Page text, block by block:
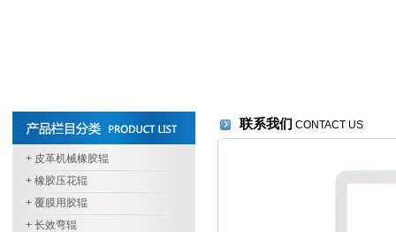
+ 皮革机械橡胶辊
+ 橡胶压花辊
+ 覆膜用胶辊
+ 长效弯辊
联系我们 CONTACT US